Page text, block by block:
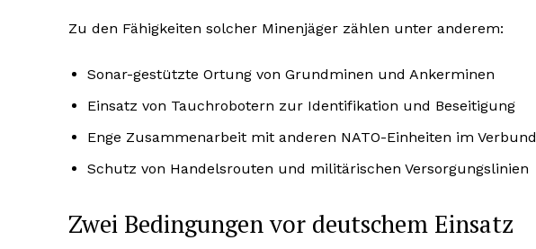
Zu den Fähigkeiten solcher Minenjäger zählen unter anderem:
Sonar-gestützte Ortung von Grundminen und Ankerminen
Einsatz von Tauchrobotern zur Identifikation und Beseitigung
Enge Zusammenarbeit mit anderen NATO-Einheiten im Verbund
Schutz von Handelsrouten und militärischen Versorgungslinien
Zwei Bedingungen vor deutschem Einsatz